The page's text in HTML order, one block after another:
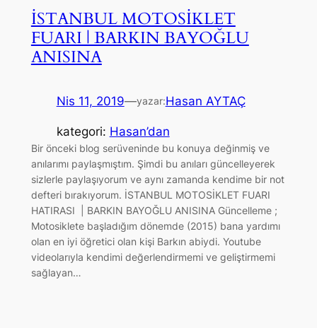
İSTANBUL MOTOSİKLET
FUARI | BARKIN BAYOĞLU
ANISINA
Nis 11, 2019—yazar:Hasan AYTAÇ
kategori: Hasan’dan
Bir önceki blog serüveninde bu konuya değinmiş ve
anılarımı paylaşmıştım. Şimdi bu anıları güncelleyerek
sizlerle paylaşıyorum ve aynı zamanda kendime bir not
defteri bırakıyorum. İSTANBUL MOTOSİKLET FUARI
HATIRASI | BARKIN BAYOĞLU ANISINA Güncelleme ;
Motosiklete başladığım dönemde (2015) bana yardımı
olan en iyi öğretici olan kişi Barkın abiydi. Youtube
videolarıyla kendimi değerlendirmemi ve geliştirmemi
sağlayan…